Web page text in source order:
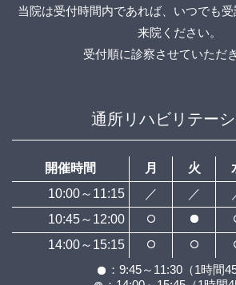
当院は受付時間内であれば、いつでも
来院ください。
受付順に診察させていただ
通所リハビリテー
開催時間 月 火
10:00～11:15
／ ／
10:45～12:00
14:00～15:15
：9:45～11:30（1時間45